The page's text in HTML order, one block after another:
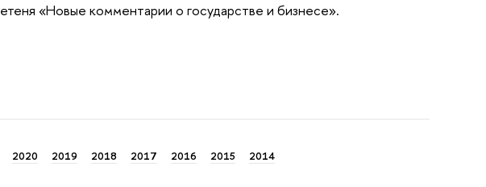
«Новые комментарии о государстве и бизнесе».
2020 2019 2018 2017 2016 2015
2014